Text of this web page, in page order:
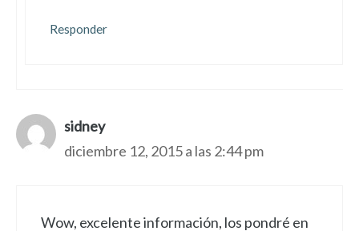
Responder
sidney
diciembre 12, 2015 a las 2:44 pm
Wow, excelente información, los pondré en